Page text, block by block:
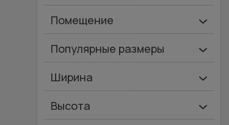
Помещение
Ванная и туалет
Дача
Популярные размеры
600х2000
Ширина
Ширина 40 см
Высота